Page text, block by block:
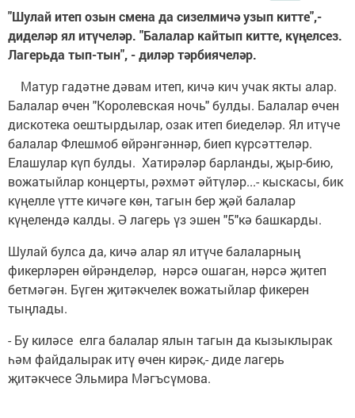
"Шулай итеп озын смена да сизелмичә узып китте",-
диделәр ял итүчеләр. "Балалар кайтып китте, күңелсез.
Лагерьда тып-тын", - диләр тәрбиячеләр.
Матур гадәтне дәвам итеп, кичә кич учак якты алар.
Балалар өчен "Королевская ночь" булды. Балалар өчен
дискотека оештырдылар, озак итеп биеделәр. Ял итүче
балалар Флешмоб өйрәнгәннәр, биеп күрсәттеләр.
Елашулар күп булды. Хатирәләр барланды, җыр-бию,
вожатыйлар концерты, рәхмәт әйтүләр...- кыскасы, бик
күңелле үтте кичәге көн, тагын бер җәй балалар
күңелендә калды. Ә лагерь үз эшен "5"кә башкарды.
Шулай булса да, кичә алар ял итүче балаларның
фикерләрен өйрәнделәр, нәрсә ошаган, нәрсә җитеп
бетмәгән. Бүген җитәкчелек вожатыйлар фикерен
тыңлады.
- Бу киләсе елга балалар ялын тагын да кызыклырак
һәм файдалырак итү өчен кирәк,- диде лагерь
җитәкчесе Эльмира Мәгъсүмова.